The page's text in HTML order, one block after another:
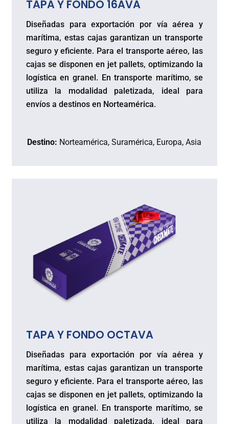
TAPA Y FONDO 16AVA
Diseñadas para exportación por vía aérea y
marítima, estas cajas garantizan un transporte
seguro y eficiente. Para el transporte aéreo, las
cajas se disponen en jet pallets, optimizando la
logística en granel. En transporte marítimo, se
utiliza la modalidad paletizada, ideal para
envíos a destinos en Norteamérica.
Destino: Norteamérica, Suramérica, Europa, Asia
TAPA Y FONDO OCTAVA
Diseñadas para exportación por vía aérea y
marítima, estas cajas garantizan un transporte
seguro y eficiente. Para el transporte aéreo, las
cajas se disponen en jet pallets, optimizando la
logística en granel. En transporte marítimo, se
utiliza la modalidad paletizada, ideal para